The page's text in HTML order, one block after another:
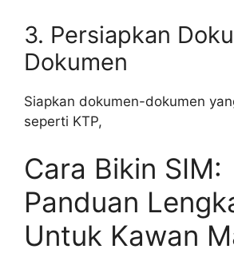
3. Persiapkan
Dokumen
Siapkan dokumen-dokumen
seperti KTP,
Cara Bikin SIM:
Panduan
Untuk Kawan